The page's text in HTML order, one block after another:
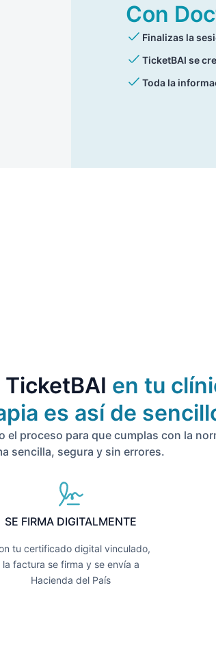
Con
Finalizas la
TicketBAI se
Toda la
en tu
es así de
el proceso para que cumplas con la
sencilla, segura y sin errores.
SE FIRMA DIGITALMENTE
tu certificado digital vinculado,
la factura se firma y se envía a
Hacienda del País